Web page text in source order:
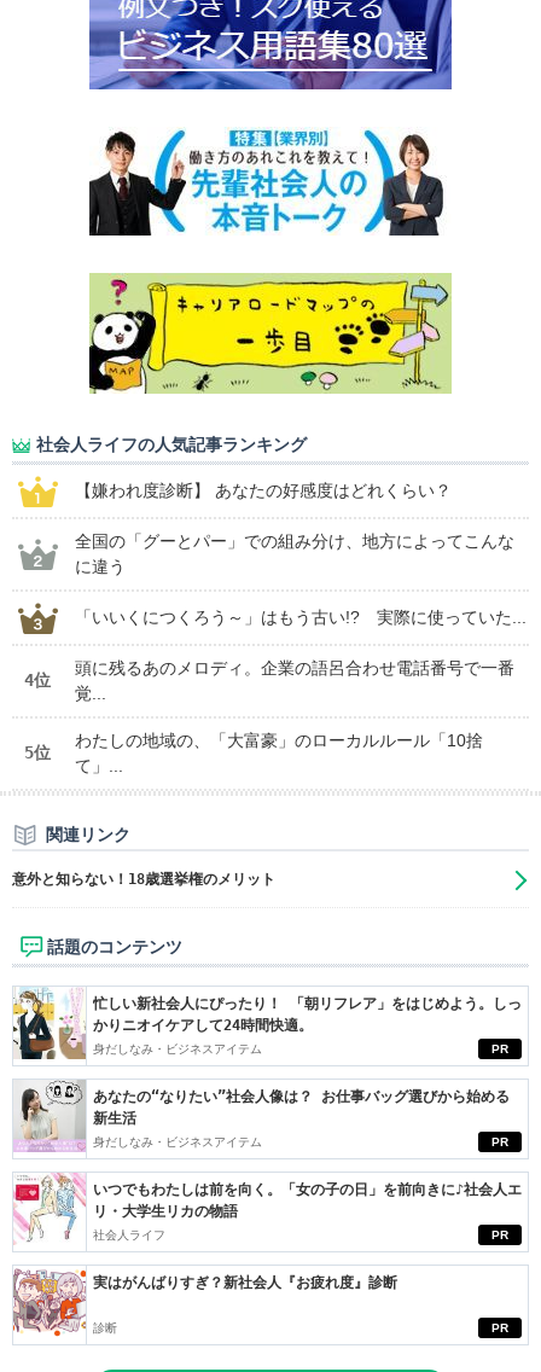
社会人ライフの人気記事ランキング
【嫌われ度診断】 あなたの好感度はどれくらい？
全国の「グーとパー」での組み分け、地方によってこんな
に違う
「いいくにつくろう～」はもう古い!? 実際に使っていた...
4位
頭に残るあのメロディ。企業の語呂合わせ電話番号で一番
覚...
5位
わたしの地域の、「大富豪」のローカルルール「10捨
て」...
関連リンク
意外と知らない！18歳選挙権のメリット
話題のコンテンツ
PR
忙しい新社会人にぴったり！ 「朝リフレア」をはじめよう。しっ
かりニオイケアして24時間快適。
身だしなみ・ビジネスアイテム
PR
あなたの“なりたい”社会人像は？ お仕事バッグ選びから始める
新生活
身だしなみ・ビジネスアイテム
PR
いつでもわたしは前を向く。「女の子の日」を前向きに♪社会人エ
リ・大学生リカの物語
社会人ライフ
PR
実はがんばりすぎ？新社会人『お疲れ度』診断
診断